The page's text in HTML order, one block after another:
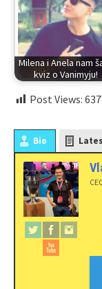
Milena i Anela nam
kviz o Vanimyju!
Post Views: 637
Bio